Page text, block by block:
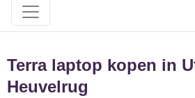
Terra laptop kopen in
Heuvelrug